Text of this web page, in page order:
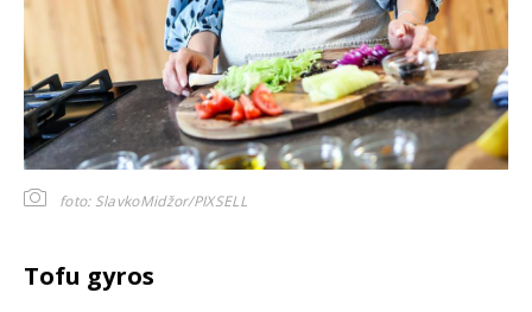
foto: SlavkoMidžor/PIXSELL
Tofu gyros